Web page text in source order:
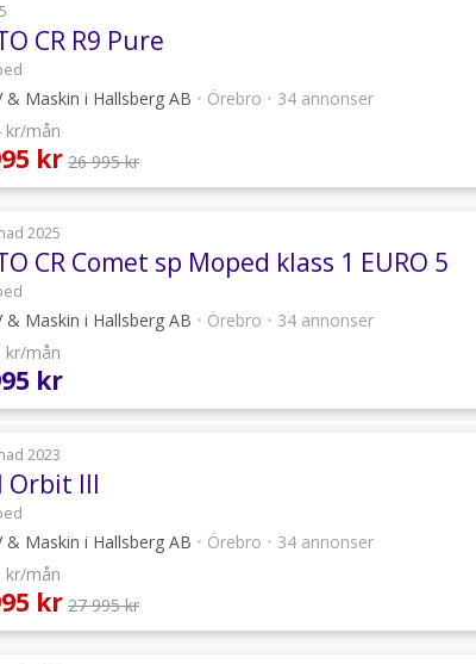
CR R9 Pure
& Maskin i Hallsberg AB • Örebro • 34 annonser
kr/mån
kr 26 995 kr
2025
CR Comet sp Moped klass 1 EURO 5
& Maskin i Hallsberg AB • Örebro • 34 annonser
kr/mån
kr
2023
Orbit III
& Maskin i Hallsberg AB • Örebro • 34 annonser
kr/mån
kr 27 995 kr